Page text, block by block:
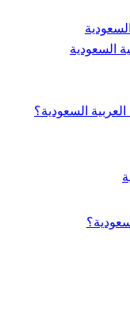
السعودية
السعودية؟